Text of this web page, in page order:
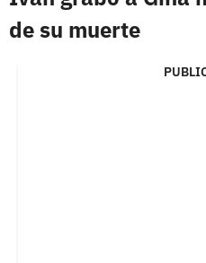
de su muerte